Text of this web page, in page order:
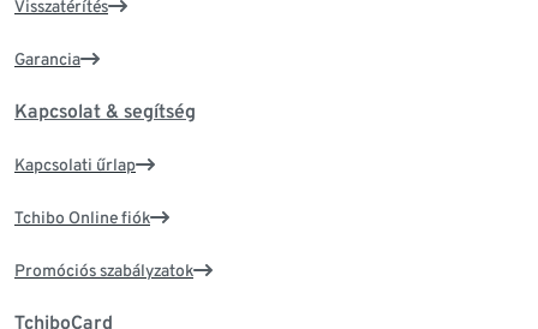
Visszatérítés
Garancia
Kapcsolat & segítség
Kapcsolati űrlap
Tchibo Online fiók
Promóciós szabályzatok
TchiboCard